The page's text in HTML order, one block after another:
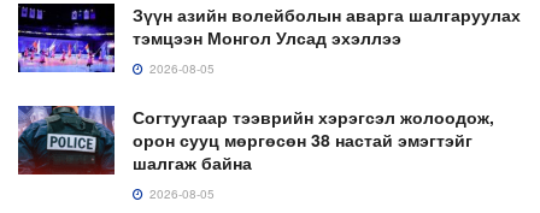
Зүүн азийн волейболын аварга шалгаруулах
тэмцээн Монгол Улсад эхэллээ
2026-08-05
Согтуугаар тээврийн хэрэгсэл жолоодож,
орон сууц мөргөсөн 38 настай эмэгтэйг
шалгаж байна
2026-08-05